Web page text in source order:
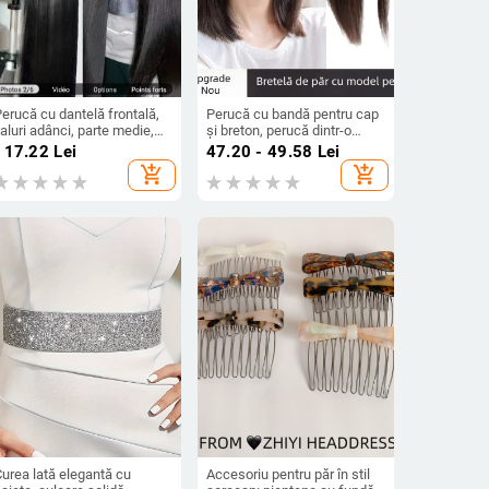
cu dantelă frontală,
adânci, parte medie,
rezistente la căldură,
de fabricație,
natural și respirabil
Lei
add_shopping_cart
Perucă cu bandă pentru cap
și breton, perucă dintr-o
bucată, Breton Qi, fibre
creșterea volumului părului
47.20 - 49.58 Lei
add_shopping_cart
lată elegantă cu
Accesoriu pentru păr în stil